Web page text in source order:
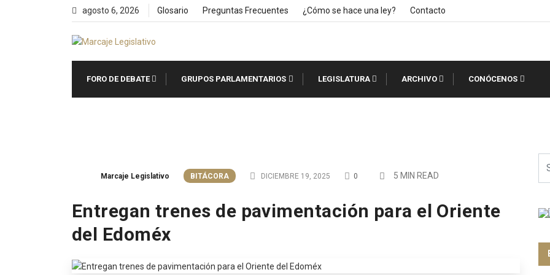
agosto 6, 2026 Glosario Preguntas Frecuentes ¿Cómo se hace una ley? Contacto
FORO DE DEBATE GRUPOS PARLAMENTARIOS LEGISLATURA ARCHIVO CONÓCENOS
Marcaje Legislativo BITÁCORA DICIEMBRE 19, 2025 0 5 MIN READ
Entregan trenes de pavimentación para el Oriente
del Edoméx